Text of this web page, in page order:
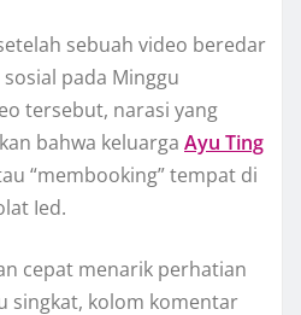
sebuah video beredar
pada Minggu
tersebut, narasi yang
bahwa keluarga Ayu Ting
“membooking” tempat di
Ied.
cepat menarik perhatian
singkat, kolom komentar